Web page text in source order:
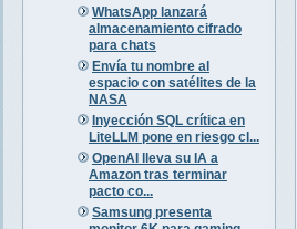
WhatsApp lanzará
almacenamiento cifrado
para chats
Envía tu nombre al
espacio con satélites de la
NASA
Inyección SQL crítica en
LiteLLM pone en riesgo cl...
OpenAI lleva su IA a
Amazon tras terminar
pacto co...
Samsung presenta